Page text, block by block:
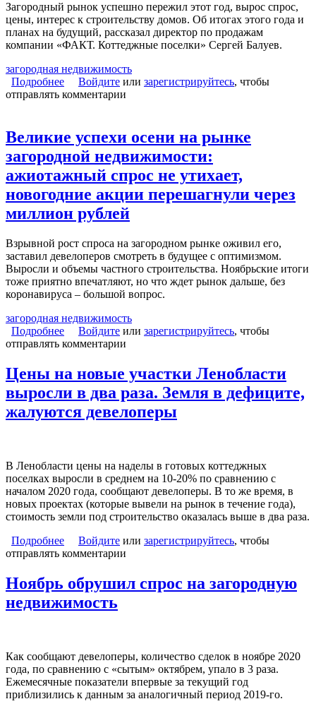
Загородный рынок успешно пережил этот год, вырос спрос,
цены, интерес к строительству домов. Об итогах этого года и
планах на будущий, рассказал директор по продажам
компании «ФАКТ. Коттеджные поселки» Сергей Балуев.
загородная недвижимость
Подробнее о Сергей Балуев: Взрывной год на загородном
рынке, итоги и перспективы
Войдите или зарегистрируйтесь, чтобы
отправлять комментарии
Великие успехи осени на рынке
загородной недвижимости:
ажиотажный спрос не утихает,
новогодние акции перешагнули через
миллион рублей
Взрывной рост спроса на загородном рынке оживил его,
заставил девелоперов смотреть в будущее с оптимизмом.
Выросли и объемы частного строительства. Ноябрьские итоги
тоже приятно впечатляют, но что ждет рынок дальше, без
коронавируса – большой вопрос.
загородная недвижимость
Подробнее о Великие успехи осени на рынке загородной
недвижимости: ажиотажный спрос не утихает,
рублей
Войдите или зарегистрируйтесь, чтобы
отправлять комментарии
Цены на новые участки Ленобласти
выросли в два раза. Земля в дефиците,
жалуются девелоперы
В Ленобласти цены на наделы в готовых коттеджных
поселках выросли в среднем на 10-20% по сравнению с
началом 2020 года, сообщают девелоперы. В то же время, в
новых проектах (которые вывели на рынок в течение года),
стоимость земли под строительство оказалась выше в два раза.
Подробнее о Цены на новые участки Ленобласти выросли в
два раза. Земля в дефиците, жалуются девелоперы
Войдите или зарегистрируйтесь, чтобы
отправлять комментарии
Ноябрь обрушил спрос на загородную
недвижимость
Как сообщают девелоперы, количество сделок в ноябре 2020
года, по сравнению с «сытым» октябрем, упало в 3 раза.
Ежемесячные показатели впервые за текущий год
приблизились к данным за аналогичный период 2019-го.